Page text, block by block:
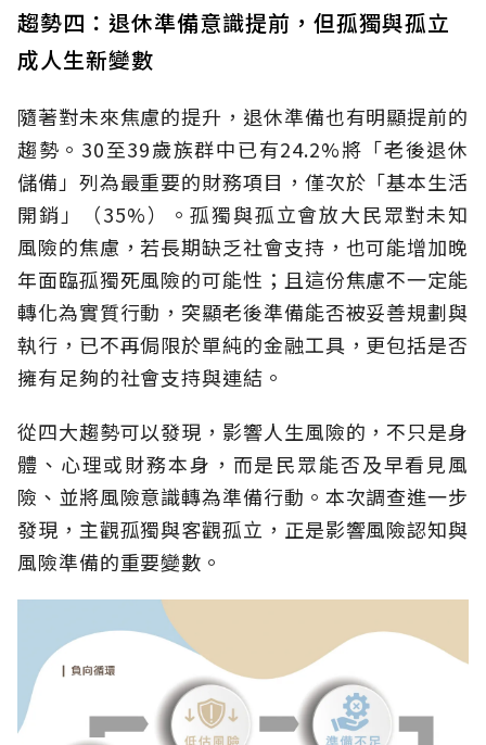
趨勢四：退休準備意識提前，但孤獨與孤立
成人生新變數
隨著對未來焦慮的提升，退休準備也有明顯提前的
趨勢。30至39歲族群中已有24.2%將「老後退休
儲備」列為最重要的財務項目，僅次於「基本生活
開銷」（35%）。孤獨與孤立會放大民眾對未知
風險的焦慮，若長期缺乏社會支持，也可能增加晚
年面臨孤獨死風險的可能性；且這份焦慮不一定能
轉化為實質行動，突顯老後準備能否被妥善規劃與
執行，已不再侷限於單純的金融工具，更包括是否
擁有足夠的社會支持與連結。
從四大趨勢可以發現，影響人生風險的，不只是身
體、心理或財務本身，而是民眾能否及早看見風
險、並將風險意識轉為準備行動。本次調查進一步
發現，主觀孤獨與客觀孤立，正是影響風險認知與
風險準備的重要變數。